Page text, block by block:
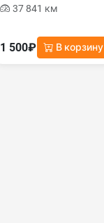
37 841 км
1 500₽ В корзину